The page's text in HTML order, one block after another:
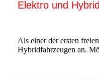
Elektro und
Als einer der ersten
Hybridfahrzeugen an.